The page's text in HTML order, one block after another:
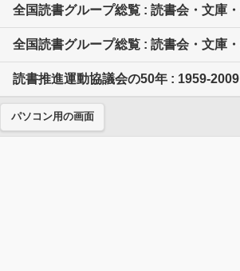
読書推進運動協議会の50年 : 1959-2009
パソコン用の画面